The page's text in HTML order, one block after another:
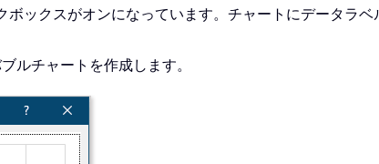
ボックスがオンになっています。チャートにデータラ
ルチャートを作成します。